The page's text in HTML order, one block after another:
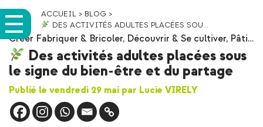
ACCUEIL > BLOG >
DES ACTIVITÉS ADULTES PLACÉES SOU...
Créer Fabriquer & Bricoler, Découvrir & Se cultiver, Pâti…
Des activités adultes placées sous
le signe du bien-être et du partage
Publié le vendredi 29 mai par Lucie VIRELY